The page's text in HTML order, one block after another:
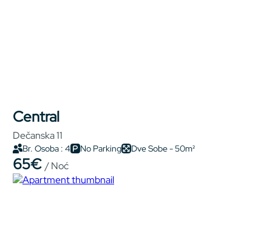
Central
Dečanska 11
Br. Osoba : 4 No Parking Dve Sobe - 50m²
65€ / Noć